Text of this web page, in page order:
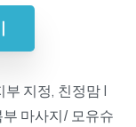
지정, 친정맘 |
마사지/ 모유슈